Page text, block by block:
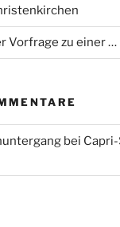
Vorfrage zu einer …
bei